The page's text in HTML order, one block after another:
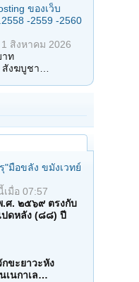
ของเว็บ
-2559 -2560
1 สิงหาคม 2026
าท
งฆบูชา…
"มือขลัง ขมังเวทย์
เมื่อ 07:57
ศ. ๒๕๖๙ ตรงกับ
ปดหลัง (๘๘) ปี
ขะยาวะหัง
เนกาเล…